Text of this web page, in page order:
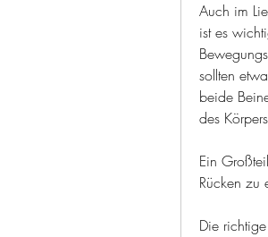
Auch im
ist es
sollten
beide
des
Ein
Rücken zu
Die